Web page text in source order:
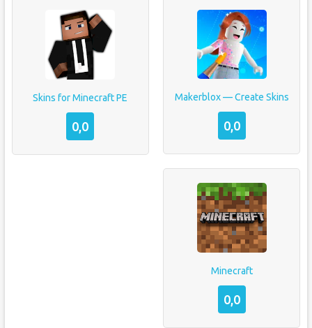
Skins for Minecraft PE
0,0
Makerblox — Create Skins
0,0
Minecraft
0,0